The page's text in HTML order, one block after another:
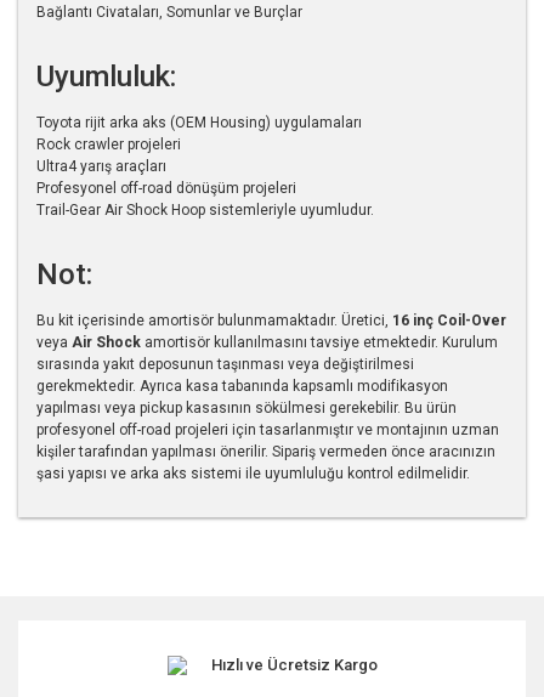
Bağlantı Civataları, Somunlar ve Burçlar
Uyumluluk:
Toyota rijit arka aks (OEM Housing) uygulamaları
Rock crawler projeleri
Ultra4 yarış araçları
Profesyonel off-road dönüşüm projeleri
Trail-Gear Air Shock Hoop sistemleriyle uyumludur.
Not:
Bu kit içerisinde amortisör bulunmamaktadır. Üretici, 16 inç Coil-Over
veya Air Shock amortisör kullanılmasını tavsiye etmektedir. Kurulum
sırasında yakıt deposunun taşınması veya değiştirilmesi
gerekmektedir. Ayrıca kasa tabanında kapsamlı modifikasyon
yapılması veya pickup kasasının sökülmesi gerekebilir. Bu ürün
profesyonel off-road projeleri için tasarlanmıştır ve montajının uzman
kişiler tarafından yapılması önerilir. Sipariş vermeden önce aracınızın
şasi yapısı ve arka aks sistemi ile uyumluluğu kontrol edilmelidir.
Ürün resmi kalitesiz, bozuk veya görüntülenemiyor.
Hızlı ve Ücretsiz Kargo